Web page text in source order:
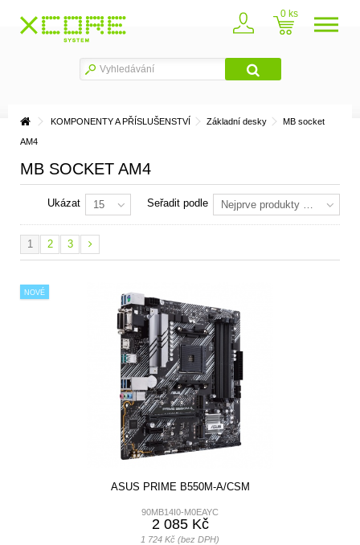
0
KOMPONENTY A PŘÍSLUŠENSTVÍ Základní desky MB socket
AM4
MB SOCKET AM4
Seřadit podle Nejprve produkty skladem
Ukázat 15
1 2 3
NOVÉ
ASUS PRIME B550M-A/CSM
90MB14I0-M0EAYC
2 085 Kč
1 724 Kč (bez DPH)